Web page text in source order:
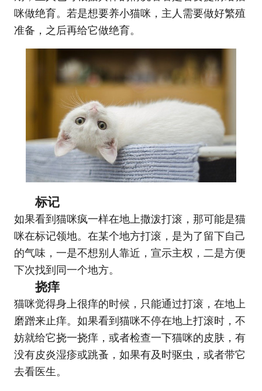
咪做绝育。若是想要养小猫咪，主人需要做好繁殖
准备，之后再给它做绝育。
标记
如果看到猫咪疯一样在地上撒泼打滚，那可能是猫
咪在标记领地。在某个地方打滚，是为了留下自己
的气味，一是不想别人靠近，宣示主权，二是方便
下次找到同一个地方。
挠痒
猫咪觉得身上很痒的时候，只能通过打滚，在地上
磨蹭来止痒。如果看到猫咪不停在地上打滚时，不
妨就给它挠一挠痒，或者检查一下猫咪的皮肤，有
没有皮炎湿疹或跳蚤，如果有及时驱虫，或者带它
去看医生。